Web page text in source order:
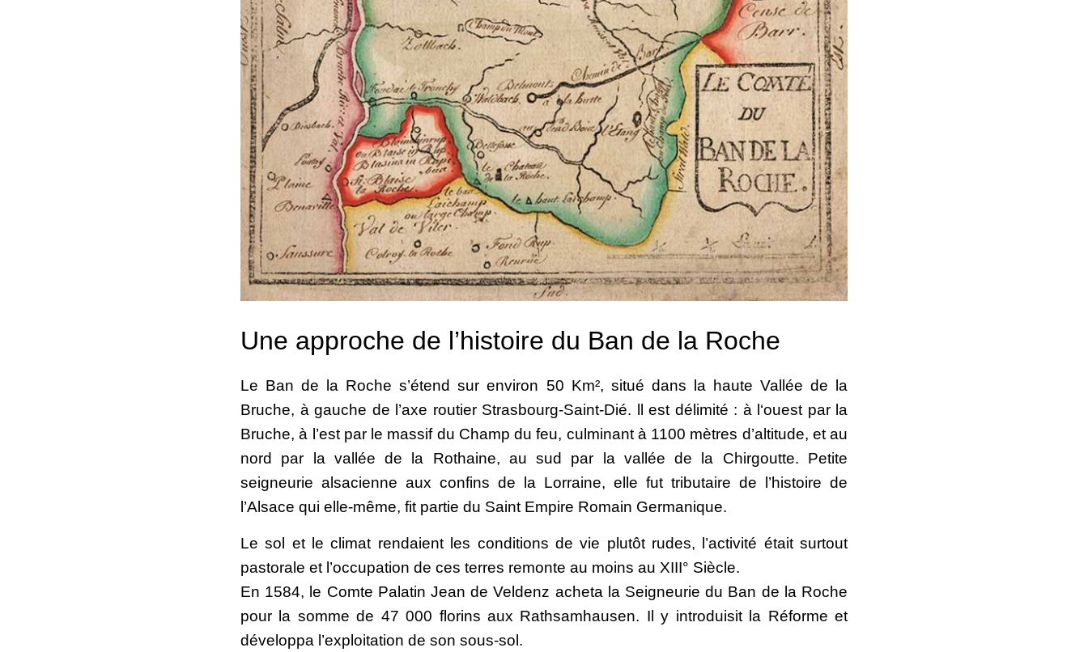
Une approche de l’histoire du Ban de la Roche
Le Ban de la Roche s’étend sur environ 50 Km², situé dans la haute Vallée de la
Bruche, à gauche de l’axe routier Strasbourg-Saint-Dié. ll est délimité : à l‘ouest par la
Bruche, à l’est par le massif du Champ du feu, culminant à 1100 mètres d’altitude, et au
nord par la vallée de la Rothaine, au sud par la vallée de la Chirgoutte. Petite
seigneurie alsacienne aux confins de la Lorraine, elle fut tributaire de l’histoire de
l’Alsace qui elle-même, fit partie du Saint Empire Romain Germanique.
Le sol et le climat rendaient les conditions de vie plutôt rudes, l’activité était surtout
pastorale et l’occupation de ces terres remonte au moins au XIII° Siècle.
En 1584, le Comte Palatin Jean de Veldenz acheta la Seigneurie du Ban de la Roche
pour la somme de 47 000 florins aux Rathsamhausen. Il y introduisit la Réforme et
développa l’exploitation de son sous-sol.